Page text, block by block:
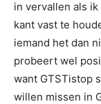
in vervallen als
kant vast te
iemand het dan
probeert wel
want GTSTistop
willen missen in